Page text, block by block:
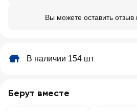
большего.Вы можете оставить отзыв
В наличии 154 шт
Берут вместе